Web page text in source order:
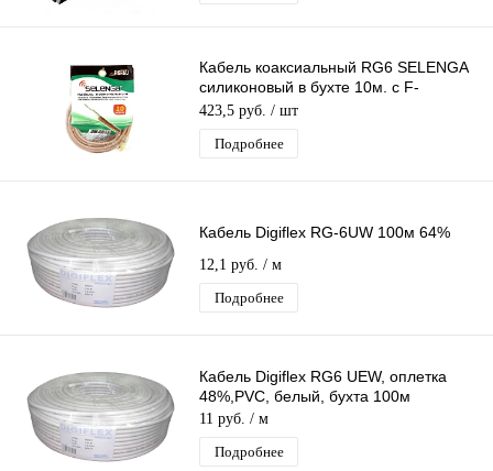
Кабель коаксиальный RG6 SELENGA
силиконовый в бухте 10м. с F-
разъемами, PVC (1.0mm CCS+FOAM
PE+COPPY
423,5 руб. / шт
Подробнее
Кабель Digiflex RG-6UW 100м 64%
12,1 руб. / м
Подробнее
Кабель Digiflex RG6 UEW, оплетка
48%,PVC, белый, бухта 100м
11 руб. / м
Подробнее